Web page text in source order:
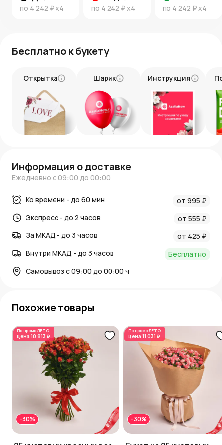
по 4 242 ₽x4 по 4 242 ₽x4 по 4 242 ₽x4
Новости AzaliaNow
Бесплатно к букету
Открытка Шарик Инструкция
Информация о доставке
Ежедневно с 09:00 до 00:00
Ко времени - до 60 мин
от 995 ₽
Экспресс - до 2 часов
от 555 ₽
За МКАД - до 3 часов
от 425 ₽
Внутри МКАД - до 3 часов
Бесплатно
Самовывоз с 09:00 до 00:00 ч
Похожие товары
По промоЛЕТО
цена 10 813 ₽
-30%
По промоЛЕТО
цена 11 031 ₽
-30%